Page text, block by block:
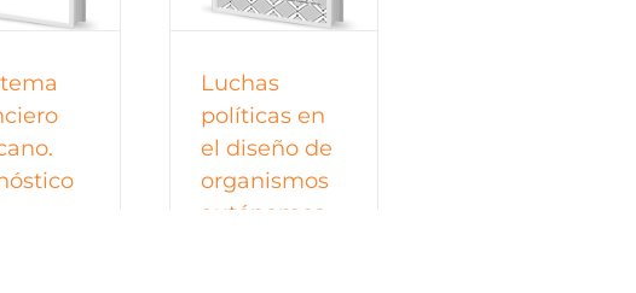
Luchas
políticas en
el diseño de
organismos
autónomos